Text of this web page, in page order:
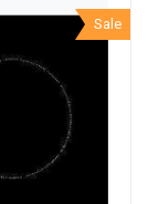
Sale